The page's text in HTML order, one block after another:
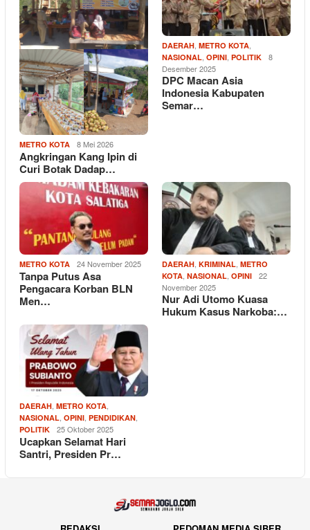
METRO KOTA 8 Mei 2026
Angkringan Kang Ipin di
Curi Botak Dadap…
DAERAH METRO KOTA
NASIONAL OPINI POLITIK
8
Desember 2025
DPC Macan Asia
Indonesia Kabupaten
Semar…
METRO KOTA 24 November 2025
Tanpa Putus Asa
Pengacara Korban BLN
Men…
DAERAH KRIMINAL METRO
KOTA NASIONAL OPINI
22
November 2025
Nur Adi Utomo Kuasa
Hukum Kasus Narkoba:…
DAERAH METRO KOTA
NASIONAL OPINI PENDIDIKAN
POLITIK 25 Oktober 2025
Ucapkan Selamat Hari
Santri, Presiden Pr…